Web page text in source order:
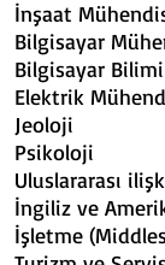
İngiliz
İşletme